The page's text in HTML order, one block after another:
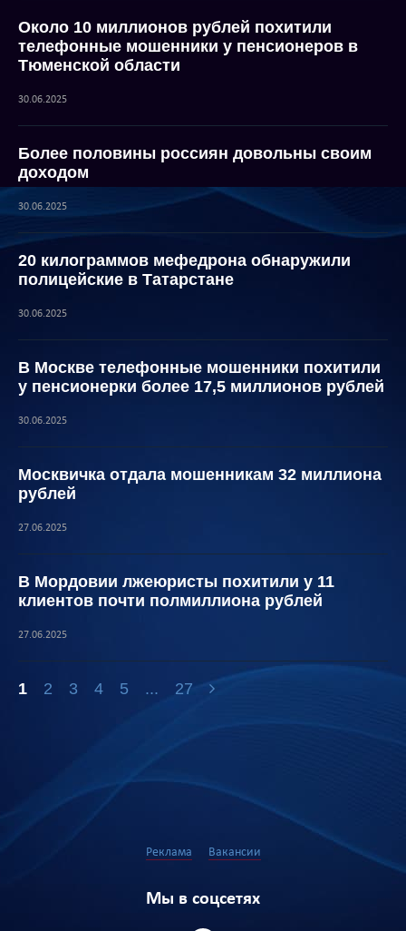
Около 10 миллионов рублей похитили
телефонные мошенники у пенсионеров в
Тюменской области
30.06.2025
Более половины россиян довольны своим
доходом
30.06.2025
20 килограммов мефедрона обнаружили
полицейские в Татарстане
30.06.2025
В Москве телефонные мошенники похитили
у пенсионерки более 17,5 миллионов рублей
30.06.2025
Москвичка отдала мошенникам 32 миллиона
рублей
27.06.2025
В Мордовии лжеюристы похитили у 11
клиентов почти полмиллиона рублей
27.06.2025
1 2 3 4 5 ... 27
Реклама Вакансии
Мы в соцсетях